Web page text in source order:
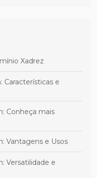
Xadrez
Características e
Conheça mais
Vantagens e Usos
Versatilidade e